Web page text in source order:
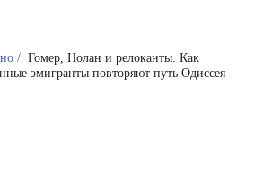
/ Гомер, Нолан и релоканты. Как
эмигранты повторяют путь Одиссея